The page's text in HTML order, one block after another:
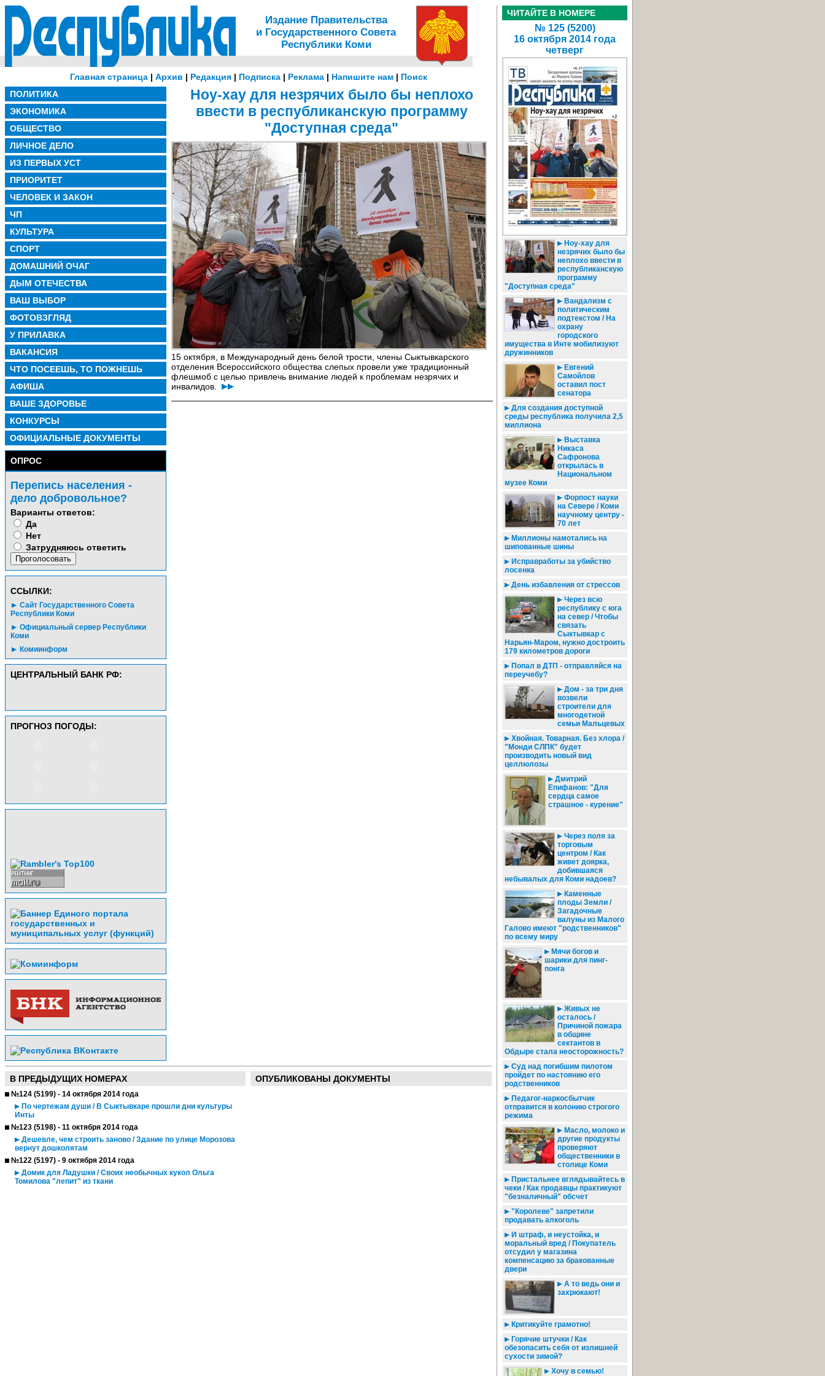
Издание Правительства
и Государственного Совета
Республики Коми
Главная страница| Архив | Редакция| Подписка| Реклама| Напишите нам| Поиск
ПОЛИТИКА
ЭКОНОМИКА
ОБЩЕСТВО
ЛИЧНОЕ ДЕЛО
ИЗ ПЕРВЫХ УСТ
ПРИОРИТЕТ
ЧЕЛОВЕК И ЗАКОН
ЧП
КУЛЬТУРА
СПОРТ
ДОМАШНИЙ ОЧАГ
ДЫМ ОТЕЧЕСТВА
ВАШ ВЫБОР
ФОТОВЗГЛЯД
У ПРИЛАВКА
ВАКАНСИЯ
ЧТО ПОСЕЕШЬ, ТО ПОЖНЕШЬ
АФИША
ВАШЕ ЗДОРОВЬЕ
КОНКУРСЫ
ОФИЦИАЛЬНЫЕ ДОКУМЕНТЫ
ОПРОС
Перепись населения -
дело добровольное?
Варианты ответов:
Да
Нет
Затрудняюсь ответить
CСЫЛКИ:
Сайт Государственного Совета
Республики Коми
Официальный сервер Республики
Коми
Комиинформ
ЦЕНТРАЛЬНЫЙ БАНК РФ:
ПРОГНОЗ ПОГОДЫ:
Ноу-хау для незрячих было бы неплохо
ввести в республиканскую программу
"Доступная среда"
15 октября, в Международный день белой трости, члены Сыктывкарского
отделения Всероссийского общества слепых провели уже традиционный
флешмоб с целью привлечь внимание людей к проблемам незрячих и
инвалидов.
В ПРЕДЫДУЩИХ НОМЕРАХ
№124 (5199) - 14 октября 2014 года
По чертежам души / В Сыктывкаре прошли дни культуры
Инты
№123 (5198) - 11 октября 2014 года
Дешевле, чем строить заново / Здание по улице Морозова
вернут дошколятам
№122 (5197) - 9 октября 2014 года
Домик для Ладушки / Своих необычных кукол Ольга
Томилова "лепит" из ткани
ОПУБЛИКОВАНЫ ДОКУМЕНТЫ
ЧИТАЙТЕ В НОМЕРЕ
№ 125 (5200)
16 октября 2014 года
четверг
Ноу-хау для
незрячих было бы
неплохо ввести в
республиканскую
программу
"Доступная среда"
Вандализм с
политическим
подтекстом / На
охрану
городского
имущества в Инте мобилизуют
дружинников
Евгений
Самойлов
оставил пост
сенатора
Для создания доступной
среды республика получила 2,5
миллиона
Выставка
Никаса
Сафронова
открылась в
Национальном
музее Коми
Форпост науки
на Севере / Коми
научному центру -
70 лет
Миллионы намотались на
шипованные шины
Исправработы за убийство
лосенка
День избавления от стрессов
Через всю
республику с юга
на север / Чтобы
связать
Сыктывкар с
Нарьян-Маром, нужно достроить
179 километров дороги
Попал в ДТП - отправляйся на
переучебу?
Дом - за три дня
возвели
строители для
многодетной
семьи Мальцевых
Хвойная. Товарная. Без хлора /
"Монди СЛПК" будет
производить новый вид
целлюлозы
Дмитрий
Епифанов: "Для
сердца самое
страшное - курение"
Через поля за
торговым
центром / Как
живет доярка,
добившаяся
небывалых для Коми надоев?
Каменные
плоды Земли /
Загадочные
валуны из Малого
Галово имеют "родственников"
по всему миру
Мячи богов и
шарики для пинг-
понга
Живых не
осталось /
Причиной пожара
в общине
сектантов в
Обдыре стала неосторожность?
Суд над погибшим пилотом
пройдет по настоянию его
родственников
Педагог-наркосбытчик
отправится в колонию строгого
режима
Масло, молоко и
другие продукты
проверяют
общественники в
столице Коми
Пристальнее вглядывайтесь в
чеки / Как продавцы практикуют
"безналичный" обсчет
"Королеве" запретили
продавать алкоголь
И штраф, и неустойка, и
моральный вред / Покупатель
отсудил у магазина
компенсацию за бракованные
двери
А то ведь они и
захрюкают!
Критикуйте грамотно!
Горячие штучки / Как
обезопасить себя от излишней
сухости зимой?
Хочу в семью!